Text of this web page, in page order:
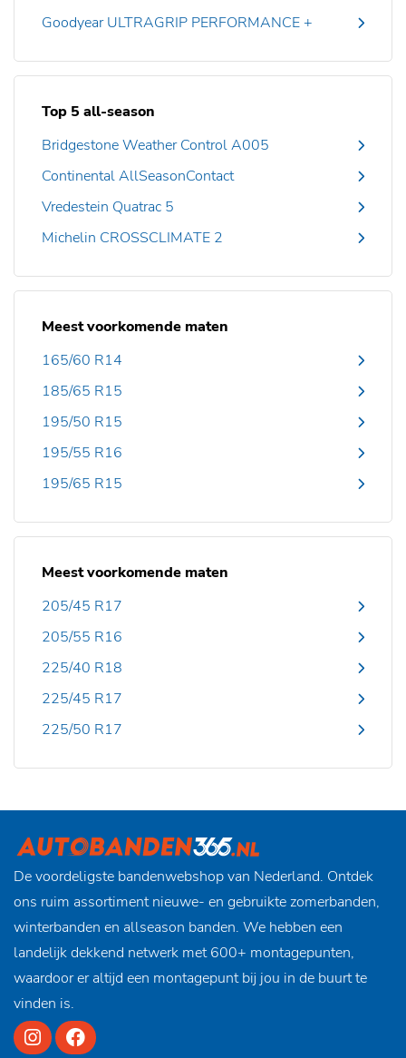
Goodyear ULTRAGRIP PERFORMANCE +
Top 5 all-season
Bridgestone Weather Control A005
Continental AllSeasonContact
Vredestein Quatrac 5
Michelin CROSSCLIMATE 2
Meest voorkomende maten
165/60 R14
185/65 R15
195/50 R15
195/55 R16
195/65 R15
Meest voorkomende maten
205/45 R17
205/55 R16
225/40 R18
225/45 R17
225/50 R17
De voordeligste bandenwebshop van Nederland. Ontdek
ons ruim assortiment nieuwe- en gebruikte zomerbanden,
winterbanden en allseason banden. We hebben een
landelijk dekkend netwerk met 600+ montagepunten,
waardoor er altijd een montagepunt bij jou in de buurt te
vinden is.